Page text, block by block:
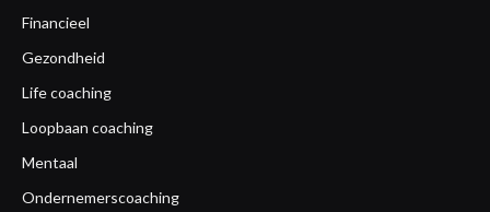
Financieel
Gezondheid
Life coaching
Loopbaan coaching
Mentaal
Ondernemerscoaching